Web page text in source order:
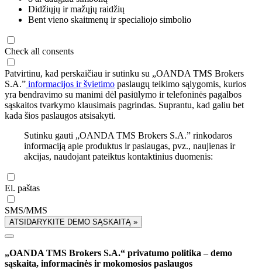
Didžiųjų ir mažųjų raidžių
Bent vieno skaitmenų ir specialiojo simbolio
Check all consents
Patvirtinu, kad perskaičiau ir sutinku su „OANDA TMS Brokers
S.A.” informacijos ir švietimo paslaugų teikimo sąlygomis, kurios
yra bendravimo su manimi dėl pasiūlymo ir telefoninės pagalbos
sąskaitos tvarkymo klausimais pagrindas. Suprantu, kad galiu bet
kada šios paslaugos atsisakyti.
Sutinku gauti „OANDA TMS Brokers S.A.” rinkodaros
informaciją apie produktus ir paslaugas, pvz., naujienas ir
akcijas, naudojant pateiktus kontaktinius duomenis:
El. paštas
SMS/MMS
ATSIDARYKITE DEMO SĄSKAITĄ »
„OANDA TMS Brokers S.A.“ privatumo politika – demo
sąskaita, informacinės ir mokomosios paslaugos